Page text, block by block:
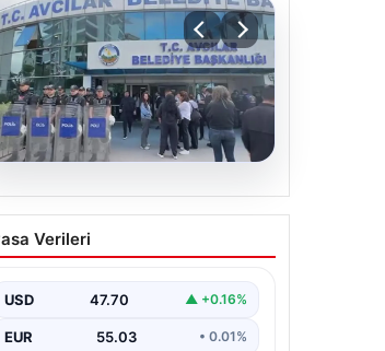
Avcılar Belediyesi’ne
operasyon. 12 şüpheli
Verileri
USD 47.70 ▲ +0.16%
EUR 55.03 • 0.01%